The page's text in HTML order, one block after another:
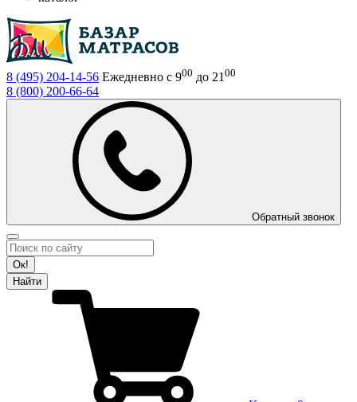
8 (495) 204-14-56 Ежедневно с 900 до 21 00
8 (800) 200-66-64
Обратный звонок
Ок!
Найти